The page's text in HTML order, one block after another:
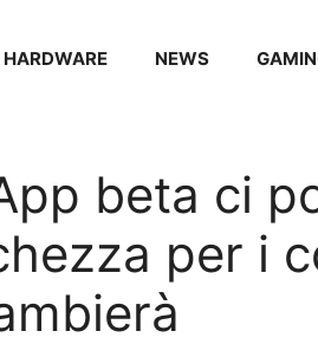
HARDWARE NEWS
beta ci
per i